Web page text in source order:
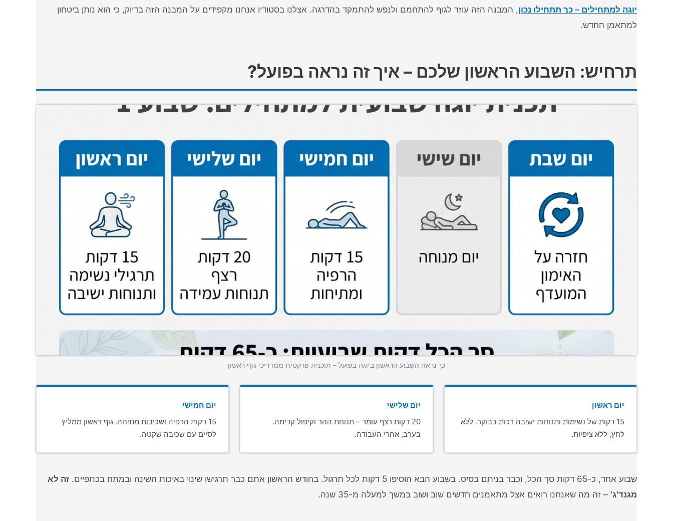
יוגה למתחילים – כך תתחילו נכון, המבנה הזה עוזר לגוף להתחמם ולנפש להתמקד בהדרגה. אצלנו בסטודיו אנחנו מקפידים על המבנה הזה בדיוק, כי הוא נותן ביטחון
למתאמן החדש.
תרחיש: השבוע הראשון שלכם – איך זה נראה בפועל?
כך נראה השבוע הראשון ביוגה בפועל – תוכנית פרקטית ממדריכי גוף ראשון
יום ראשון
15 דקות של נשימות ותנוחות ישיבה רכות בבוקר. ללא
לחץ, ללא ציפיות.
יום שלישי
20 דקות רצף עומד – תנוחת ההר וקיפול קדימה.
בערב, אחרי העבודה.
יום חמישי
15 דקות הרפיה ושכיבות מתיחה. גוף ראשון ממליץ
לסיים עם שכיבה שקטה.
שבוע אחד, כ-65 דקות סך הכל, וכבר בניתם בסיס. בשבוע הבא הוסיפו 5 דקות לכל תרגול. בחודש הראשון אתם כבר תרגישו שינוי באיכות השינה ובמתח בכתפיים.
זה לא
מגנד'ג' – זה מה שאנחנו רואים אצל מתאמנים חדשים שוב ושוב במשך למעלה מ-35 שנה.